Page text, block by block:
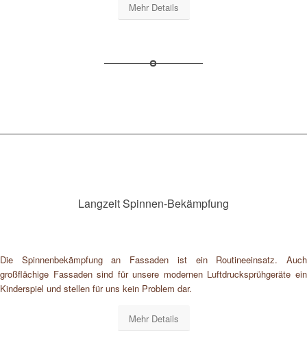
Mehr Details
Langzeit Spinnen-Bekämpfung
Die Spinnenbekämpfung an Fassaden ist ein Routineeinsatz. Auch
großflächige Fassaden sind für unsere modernen Luftdrucksprühgeräte ein
Kinderspiel und stellen für uns kein Problem dar.
Mehr Details